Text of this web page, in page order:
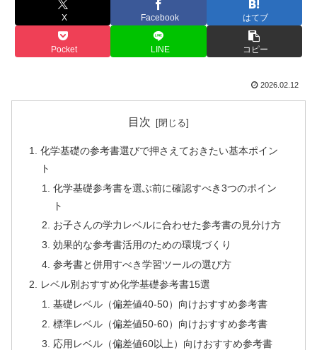
X Facebook はてブ
Pocket LINE コピー
2026.02.12
目次
化学基礎の参考書選びで押さえておきたい基本ポイン
ト
化学基礎参考書を選ぶ前に確認すべき3つのポイン
ト
お子さんの学力レベルに合わせた参考書の見分け方
効果的な参考書活用のための環境づくり
参考書と併用すべき学習ツールの選び方
レベル別おすすめ化学基礎参考書15選
基礎レベル（偏差値40-50）向けおすすめ参考書
標準レベル（偏差値50-60）向けおすすめ参考書
応用レベル（偏差値60以上）向けおすすめ参考書